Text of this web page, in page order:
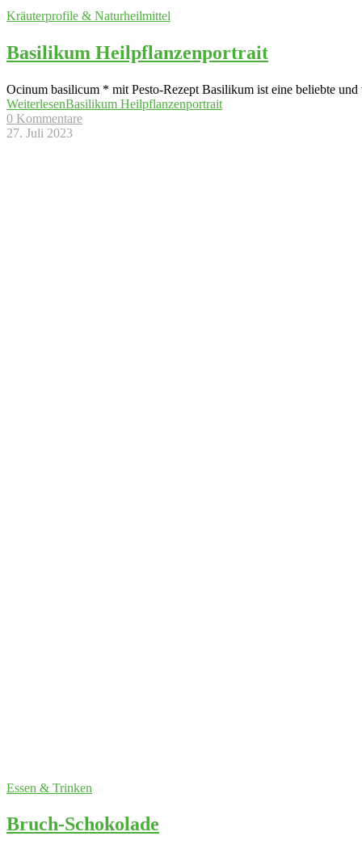
Kräuterprofile & Naturheilmittel
Basilikum Heilpflanzenportrait
Ocinum basilicum * mit Pesto-Rezept Basilikum ist eine beliebte
WeiterlesenBasilikum Heilpflanzenportrait
0 Kommentare
27. Juli 2023
Essen & Trinken
Bruch-Schokolade